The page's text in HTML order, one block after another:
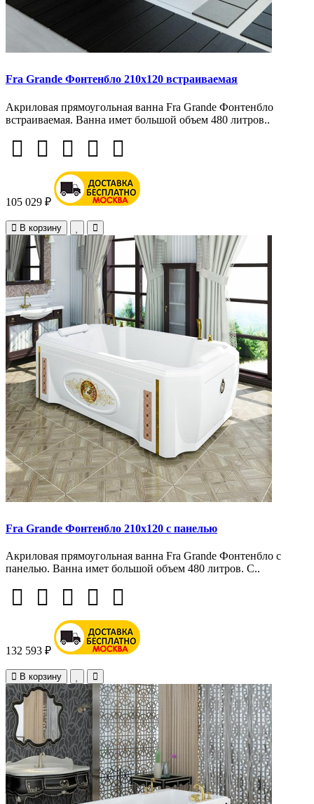
Fra Grande Фонтенбло 210х120 встраиваемая
Акриловая прямоугольная ванна Fra Grande Фонтенбло
встраиваемая. Ванна имет большой объем 480 литров..
105 029 ₽
В корзину
Fra Grande Фонтенбло 210х120 с панелью
Акриловая прямоугольная ванна Fra Grande Фонтенбло с
панелью. Ванна имет большой объем 480 литров. С..
132 593 ₽
В корзину